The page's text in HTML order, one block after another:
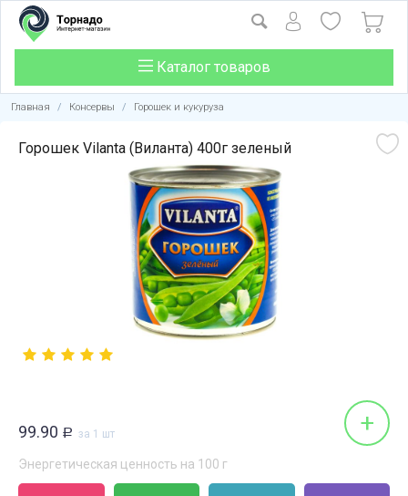
Каталог товаров
Главная / Консервы / Горошек и кукуруза
Горошек Vilanta (Виланта) 400г зеленый
99.90 Р за 1 шт +
Энергетическая ценность на 100 г